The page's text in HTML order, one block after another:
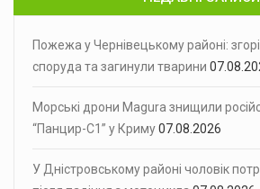
Пожежа у Чернівецькому районі:
споруда та загинули тварини
Морські дрони Magura знищили
“Панцир-С1” у Криму07.08.2026
У Дністровському районі чоловік